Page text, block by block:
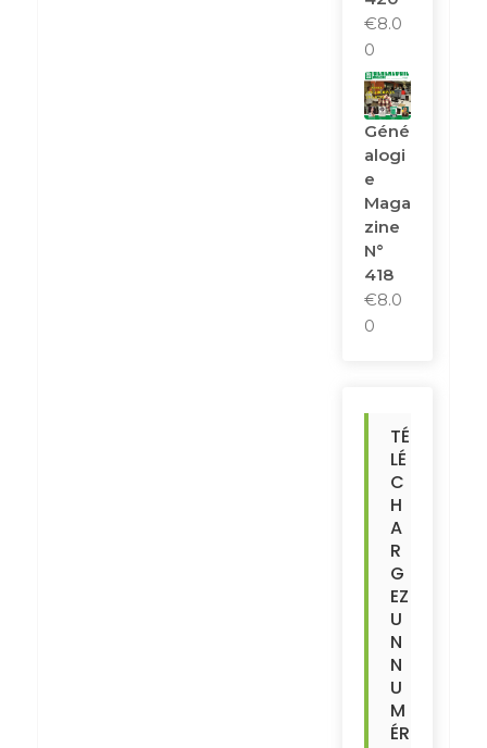
€8.0
0
Géné
Alogi
E
Maga
Zine
N°
418
€8.0
0
TÉ
LÉ
C
H
A
R
G
EZ
U
N
N
U
M
ÉR